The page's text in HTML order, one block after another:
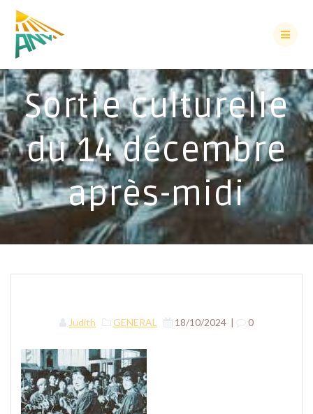
Sortie culturelle
du 14 décembre
après-midi
Judith GENERAL 18/10/2024 | 0